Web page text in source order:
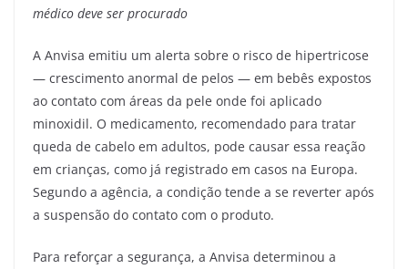
médico deve ser procurado
A Anvisa emitiu um alerta sobre o risco de hipertricose
— crescimento anormal de pelos — em bebês expostos
ao contato com áreas da pele onde foi aplicado
minoxidil. O medicamento, recomendado para tratar
queda de cabelo em adultos, pode causar essa reação
em crianças, como já registrado em casos na Europa.
Segundo a agência, a condição tende a se reverter após
a suspensão do contato com o produto.
Para reforçar a segurança, a Anvisa determinou a